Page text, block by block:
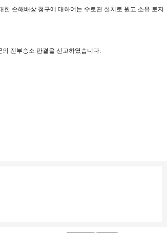
손해배상 청구에 대하여는 수로관 설치로 원고 소유 토지
전부승소 판결을 선고하였습니다.